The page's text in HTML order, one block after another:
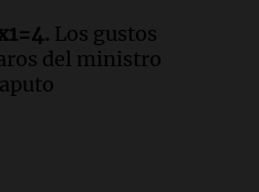
mejorar la
aérea y digital
Los gustos
del ministro